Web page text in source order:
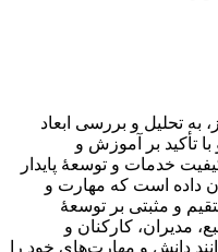
به تحلیل و بررسی ابعاد
تأکید بر آموزش و
خدمات و توسعۀ پایدار
داده است که مهارت و
و مثبتی بر توسعۀ
مدیران، کارکنان و
دانش و مهارت‌های خود را